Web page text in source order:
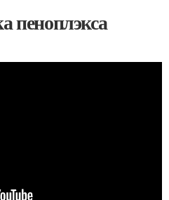
пеноплэкса